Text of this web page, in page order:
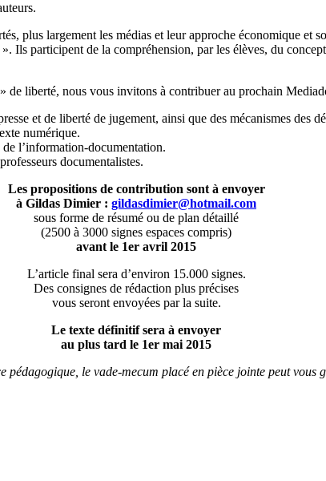
plus largement les médias et leur approche économique et
Ils participent de la compréhension, par les élèves, du
de liberté, nous vous invitons à contribuer au prochain
et de liberté de jugement, ainsi que des mécanismes des
numérique.
l’information-documentation.
documentalistes.
Les propositions de contribution sont à envoyer
à Gildas Dimier : gildasdimier@hotmail.com
sous forme de résumé ou de plan détaillé
(2500 à 3000 signes espaces compris)
avant le 1er avril 2015
L’article final sera d’environ 15.000 signes.
Des consignes de rédaction plus précises
vous seront envoyées par la suite.
Le texte définitif sera à envoyer
au plus tard le 1er mai 2015
le vade-mecum placé en pièce jointe peut